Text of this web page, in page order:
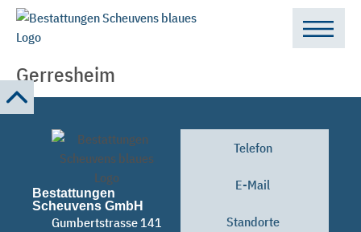
Gerresheim
Bestattungen
Scheuvens GmbH
Gumbertstrasse 141
Telefon
E-Mail
Standorte